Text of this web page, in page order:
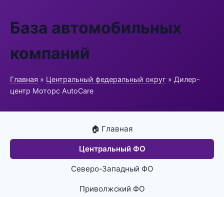
База автомобильных
компаний
Главная » Центральный федеральный округ » Дилер-
центр Моторс AutoCare
🏠 Главная
Центральный ФО
Северо-Западный ФО
Приволжский ФО